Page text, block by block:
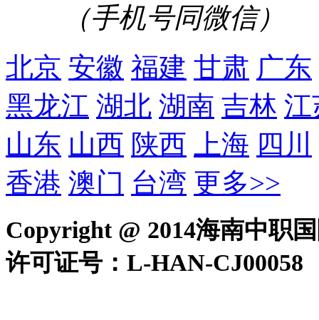
（手机号同微信）
北京 安徽 福建 甘肃 广东
黑龙江 湖北 湖南 吉林 江
山东 山西 陕西 上海 四川
香港 澳门 台湾 更多>>
Copyright @ 2014海南中
许可证号：L-HAN-